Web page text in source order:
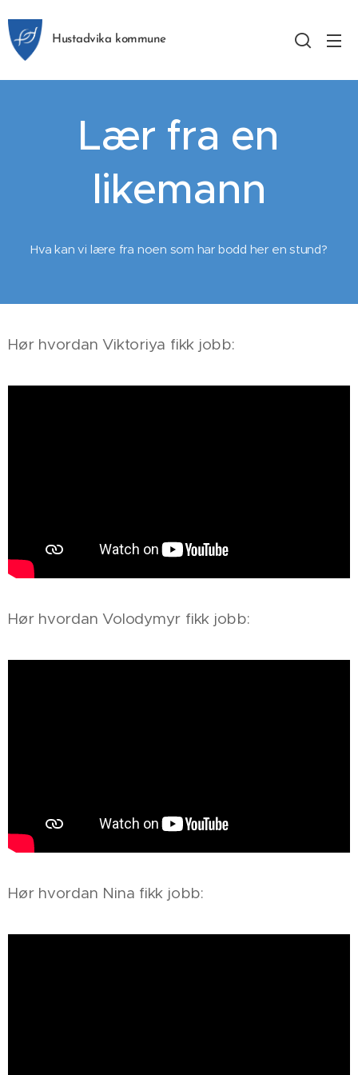
Hustadvika kommune
Lær fra en
likemann
Hva kan vi lære fra noen som har bodd her en stund?
Hør hvordan Viktoriya fikk jobb:
Hør hvordan Volodymyr fikk jobb:
Hør hvordan Nina fikk jobb: